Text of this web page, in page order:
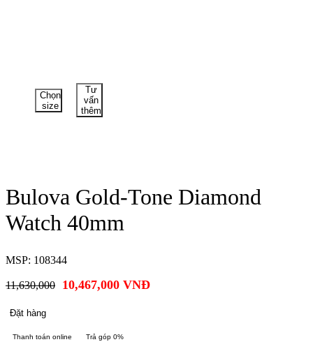
Chọn
size
Tư
vấn
thêm
Bulova Gold-Tone Diamond
Watch 40mm
MSP: 108344
11,630,000 10,467,000 VNĐ
Đặt hàng
Thanh toán online Trả góp 0%